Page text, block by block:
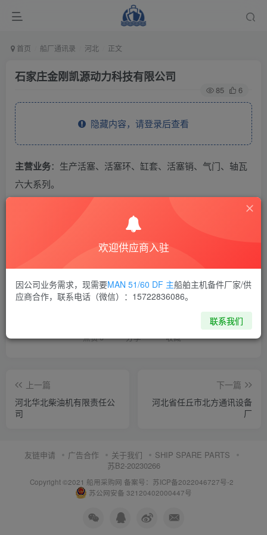
首页 船厂通讯录 河北 正文
石家庄金刚凯源动力科技有限公司
85 6
隐藏内容，请登录后查看
主营业务：生产活塞、活塞环、缸套、活塞销、气门、轴瓦
六大系列。
THE END
河北
喜欢就支持一下吧
点赞6 分享 收藏
上一篇
河北华北柴油机有限责任公
司
下一篇
河北省任丘市北方通讯设备
厂
友链申请 广告合作 关于我们
SHIP SPARE PARTS
苏B2-20230266
Copyright ©2021 船用采购网 备案号：苏ICP备2022046727号-2
苏公网安备 32120402000447号
欢迎供应商入驻
因公司业务需求，现需要MAN 51/60 DF 主船舶主机备件厂家/供
应商合作，联系电话（微信）：15722836086。
联系我们